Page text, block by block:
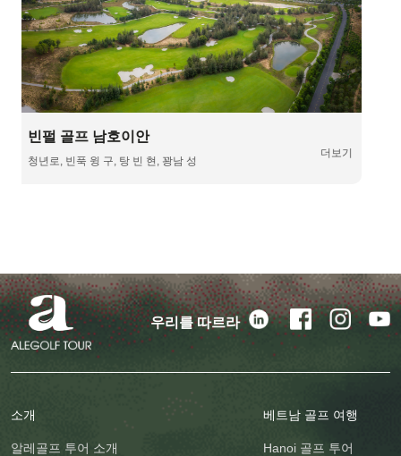
호이안 쇼어스 골프 클럽
서산서이 마을, 꽝남성 두이쑤옌현
더보기
우리를 따르라
소개
알레골프 투어 소개
베트남 골프 여행
Hanoi 골프 투어